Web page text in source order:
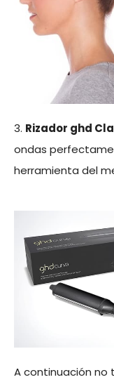
3. Rizador ghd
ondas
herramienta del
A continuación no